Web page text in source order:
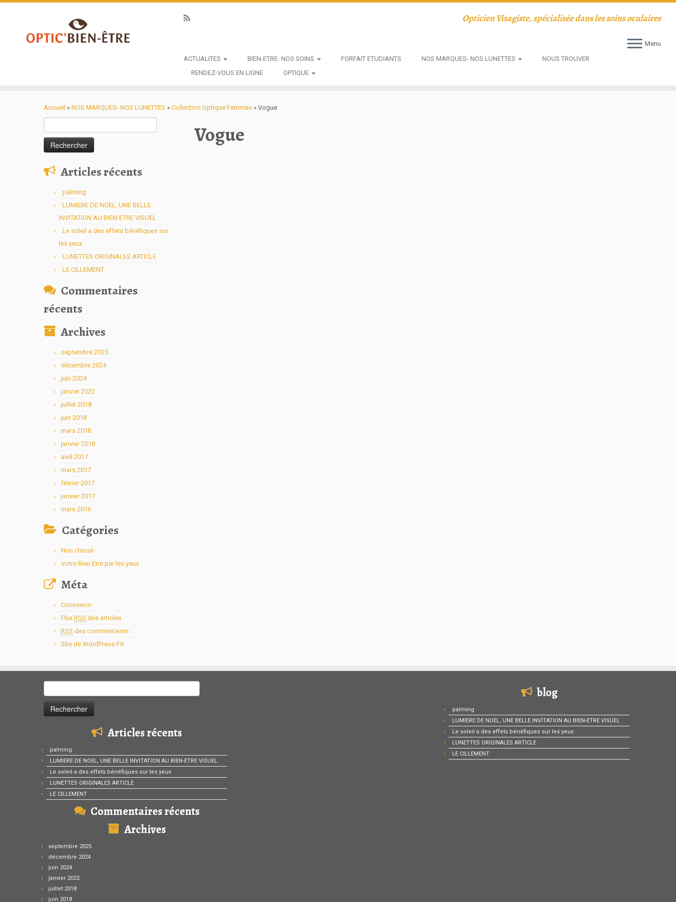
Opticien Visagiste, spécialisée dans les soins oculaires
Menu
ACTUALITES
BIEN-ETRE- NOS SOINS FORFAIT ETUDIANTS NOS MARQUES- NOS LUNETTES
NOUS TROUVER
RENDEZ-VOUS EN LIGNE
OPTIQUE
Accueil » NOS MARQUES- NOS LUNETTES » Collection Optique Femmes » Vogue
Articles récents
palming
LUMIERE DE NOEL, UNE BELLE
INVITATION AU BIEN-ETRE VISUEL
Le soleil a des effets bénéfiques sur
les yeux
LUNETTES ORIGINALES ARTICLE
LE CILLEMENT
Commentaires
récents
Archives
septembre 2025
décembre 2024
juin 2024
janvier 2022
juillet 2018
juin 2018
mars 2018
janvier 2018
avril 2017
mars 2017
février 2017
janvier 2017
mars 2016
Catégories
Non classé
Votre Bien Etre par les yeux
Méta
Connexion
Flux RSS des articles
RSS des commentaires
Site de WordPress-FR
Vogue
Articles récents
palming
LUMIERE DE NOEL, UNE BELLE INVITATION AU BIEN-ETRE VISUEL
Le soleil a des effets bénéfiques sur les yeux
LUNETTES ORIGINALES ARTICLE
LE CILLEMENT
Commentaires récents
Archives
septembre 2025
décembre 2024
juin 2024
janvier 2022
juillet 2018
juin 2018
blog
palming
LUMIERE DE NOEL, UNE BELLE INVITATION AU BIEN-ETRE VISUEL
Le soleil a des effets bénéfiques sur les yeux
LUNETTES ORIGINALES ARTICLE
LE CILLEMENT